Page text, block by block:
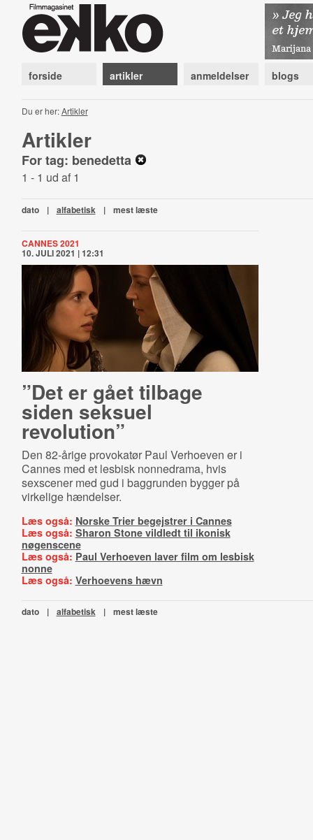
forside artikler anmeldelser blogs
Du er her:Artikler
Artikler
For tag: benedetta
1 - 1 ud af 1
dato | alfabetisk | mest læste
CANNES 2021
10. JULI 2021 | 12:31
”Det er gået tilbage
siden seksuel
revolution”
Den 82-årige provokatør Paul Verhoeven er i
Cannes med et lesbisk nonnedrama, hvis
sexscener med gud i baggrunden bygger på
virkelige hændelser.
Læs også: Norske Trier begejstrer i Cannes
Læs også: Sharon Stone vildledt til ikonisk
nøgenscene
Læs også: Paul Verhoeven laver film om lesbisk
nonne
Læs også: Verhoevens hævn
dato | alfabetisk | mest læste